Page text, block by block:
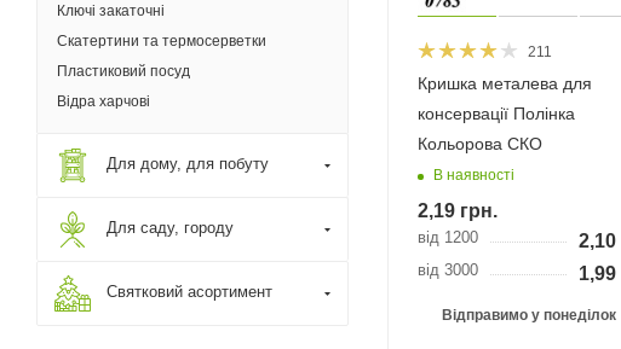
211
Кришка металева для
консервації Полінка
Кольорова СКО
В наявності
2,19 грн.
від 1200 2,10
від 3000 1,99
Відправимо у понеділок
Ключі закаточні
Скатертини та термосерветки
Пластиковий посуд
Відра харчові
Для дому, для побуту
Для саду, городу
Святковий асортимент